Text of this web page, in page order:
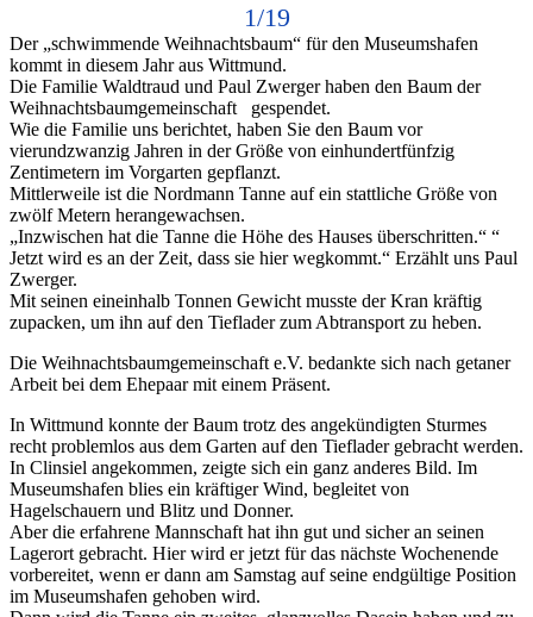
1/19
Der „schwimmende Weihnachtsbaum“ für den Museumshafen
kommt in diesem Jahr aus Wittmund.
Die Familie Waldtraud und Paul Zwerger haben den Baum der
Weihnachtsbaumgemeinschaft gespendet.
Wie die Familie uns berichtet, haben Sie den Baum vor
vierundzwanzig Jahren in der Größe von einhundertfünfzig
Zentimetern im Vorgarten gepflanzt.
Mittlerweile ist die Nordmann Tanne auf ein stattliche Größe von
zwölf Metern herangewachsen.
„Inzwischen hat die Tanne die Höhe des Hauses überschritten.“ “
Jetzt wird es an der Zeit, dass sie hier wegkommt.“ Erzählt uns Paul
Zwerger.
Mit seinen eineinhalb Tonnen Gewicht musste der Kran kräftig
zupacken, um ihn auf den Tieflader zum Abtransport zu heben.
Die Weihnachtsbaumgemeinschaft e.V. bedankte sich nach getaner
Arbeit bei dem Ehepaar mit einem Präsent.
In Wittmund konnte der Baum trotz des angekündigten Sturmes
recht problemlos aus dem Garten auf den Tieflader gebracht werden.
In Clinsiel angekommen, zeigte sich ein ganz anderes Bild. Im
Museumshafen blies ein kräftiger Wind, begleitet von
Hagelschauern und Blitz und Donner.
Aber die erfahrene Mannschaft hat ihn gut und sicher an seinen
Lagerort gebracht. Hier wird er jetzt für das nächste Wochenende
vorbereitet, wenn er dann am Samstag auf seine endgültige Position
im Museumshafen gehoben wird.